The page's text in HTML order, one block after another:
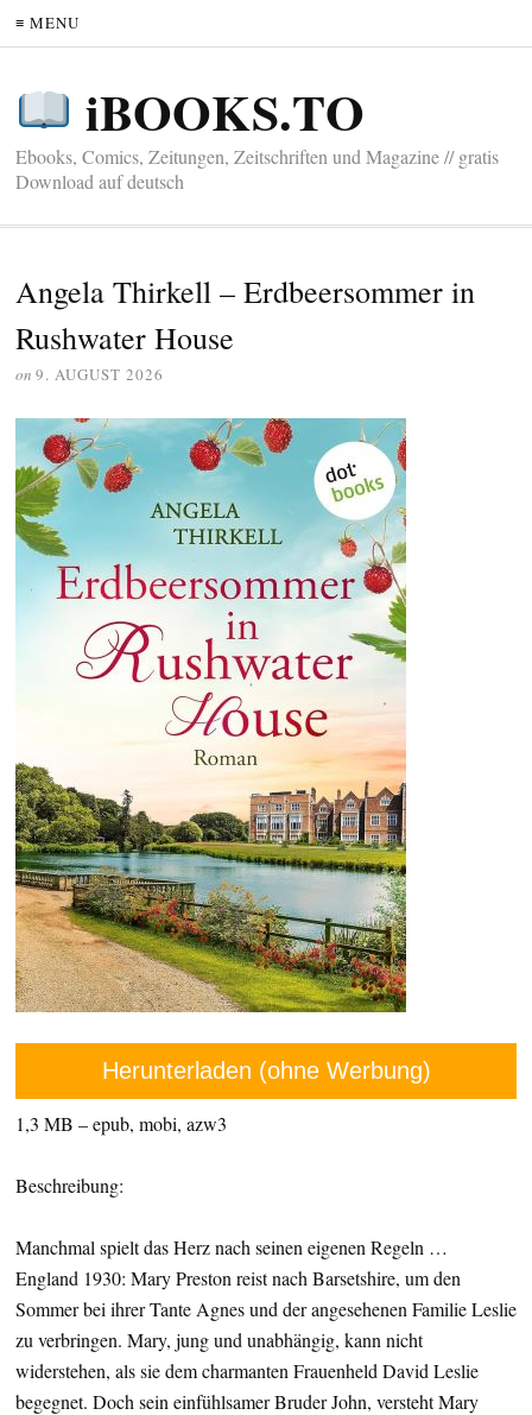
≡ MENU
iBOOKS.TO
Ebooks, Comics, Zeitungen, Zeitschriften und Magazine // gratis
Download auf deutsch
Angela Thirkell – Erdbeersommer in
Rushwater House
on 9. AUGUST 2026
Herunterladen (ohne Werbung)
1,3 MB – epub, mobi, azw3
Beschreibung:
Manchmal spielt das Herz nach seinen eigenen Regeln …
England 1930: Mary Preston reist nach Barsetshire, um den
Sommer bei ihrer Tante Agnes und der angesehenen Familie Leslie
zu verbringen. Mary, jung und unabhängig, kann nicht
widerstehen, als sie dem charmanten Frauenheld David Leslie
begegnet. Doch sein einfühlsamer Bruder John, versteht Mary